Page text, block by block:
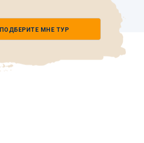
ПОДБЕРИТЕ МНЕ ТУР